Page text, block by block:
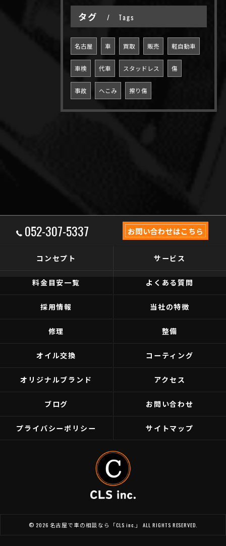
タグ Tags
名古屋 車 買取 販売 軽自動車
車検 代車 スタッドレス 傷
事故 へこみ 擦り傷
052-307-5337 お問い合わせはこちら
コンセプト サービス
料金目安一覧 よくある質問
採用情報 当社の特徴
修理 整備
オイル交換 コーティング
オリジナルブランド アクセス
ブログ お問い合わせ
プライバシーポリシー サイトマップ
© 2026 名古屋で車の相談なら「CLS inc.」 ALL RIGHTS RESERVED.